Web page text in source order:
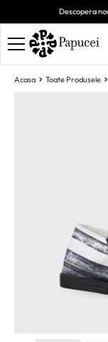
Descopera
Acasa Toate Produsele